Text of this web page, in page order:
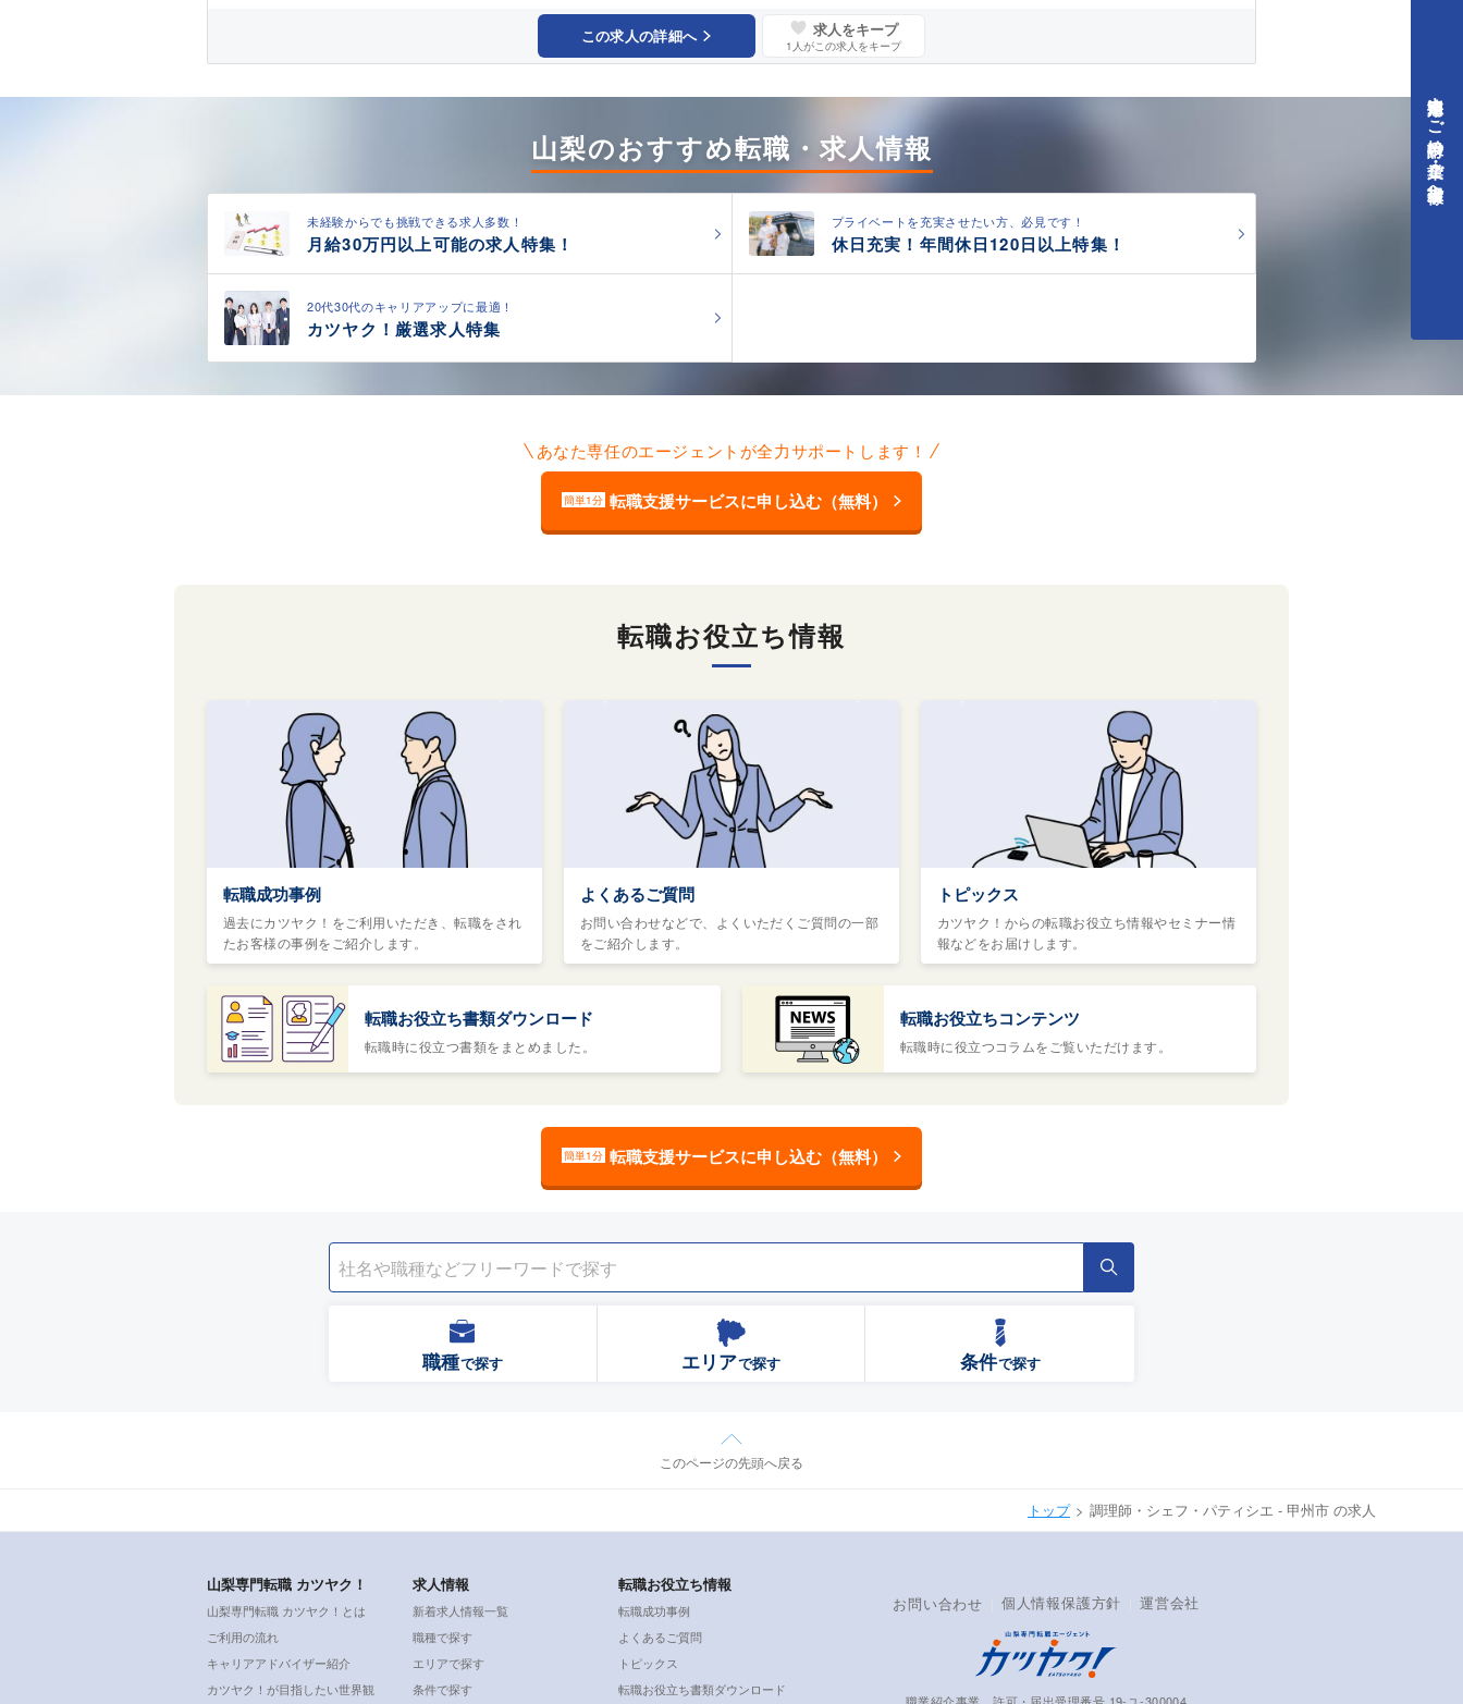
この求人の詳細へ 求人をキープ
1 人がこの求人をキープ
山梨のおすすめ転職・求人情報
未経験からでも挑戦できる求人多数！
月給30万円以上可能の求人特集！
プライベートを充実させたい方、必見です！
休日充実！年間休日120日以上特集！
20代30代のキャリアアップに最適！
カツヤク！厳選求人特集
あなた専任のエージェントが全力サポートします！
簡単1分 転職支援サービスに申し込む（無料）
転職お役立ち情報
転職成功事例
過去にカツヤク！をご利用いただき、転職をされ
たお客様の事例をご紹介します。
よくあるご質問
お問い合わせなどで、よくいただくご質問の一部
をご紹介します。
トピックス
カツヤク！からの転職お役立ち情報やセミナー情
報などをお届けします。
転職お役立ち書類ダウンロード
転職時に役立つ書類をまとめました。
転職お役立ちコンテンツ
転職時に役立つコラムをご覧いただけます。
簡単1分 転職支援サービスに申し込む（無料）
職種で探す エリアで探す 条件で探す
このページの先頭へ戻る
トップ 調理師・シェフ・パティシエ - 甲州市 の求人
山梨専門転職 カツヤク！
山梨専門転職 カツヤク！とは
ご利用の流れ
キャリアアドバイザー紹介
カツヤク！が目指したい世界観
求人情報
新着求人情報一覧
職種で探す
エリアで探す
条件で探す
転職お役立ち情報
転職成功事例
よくあるご質問
トピックス
転職お役立ち書類ダウンロード
お問い合わせ 個人情報保護方針 運営会社
中途採用をご検討中の企業・ご担当者様へ